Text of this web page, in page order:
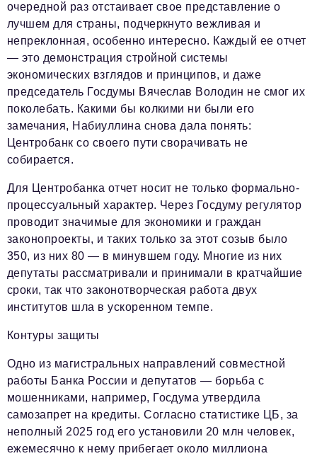
очередной раз отстаивает свое представление о
лучшем для страны, подчеркнуто вежливая и
непреклонная, особенно интересно. Каждый ее отчет
— это демонстрация стройной системы
экономических взглядов и принципов, и даже
председатель Госдумы Вячеслав Володин не смог их
поколебать. Какими бы колкими ни были его
замечания, Набиуллина снова дала понять:
Центробанк со своего пути сворачивать не
собирается.
Для Центробанка отчет носит не только формально-
процессуальный характер. Через Госдуму регулятор
проводит значимые для экономики и граждан
законопроекты, и таких только за этот созыв было
350, из них 80 — в минувшем году. Многие из них
депутаты рассматривали и принимали в кратчайшие
сроки, так что законотворческая работа двух
институтов шла в ускоренном темпе.
Контуры защиты
Одно из магистральных направлений совместной
работы Банка России и депутатов — борьба с
мошенниками, например, Госдума утвердила
самозапрет на кредиты. Согласно статистике ЦБ, за
неполный 2025 год его установили 20 млн человек,
ежемесячно к нему прибегает около миллиона